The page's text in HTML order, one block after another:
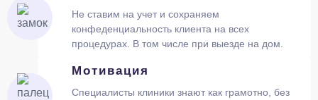
Не ставим на учет и сохраняем
конфеденциальность клиента на всех
процедурах. В том числе при выезде на дом.
Мотивация
Специалисты клиники знают как грамотно, без